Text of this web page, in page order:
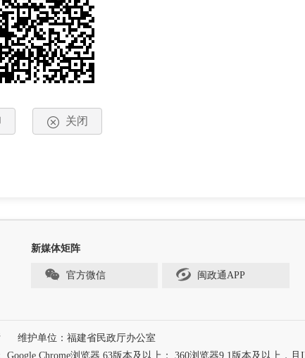
关闭
新媒体矩阵
官方微信 闽政通APP
维护单位：福建省民政厅办公室
Chrome浏览器 63版本及以上； 360浏览器9.1版本及以上，且